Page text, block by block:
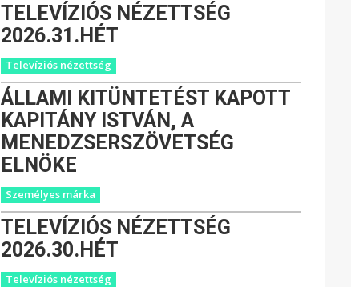
TELEVÍZIÓS NÉZETTSÉG
2026.31.HÉT
Televíziós nézettség
ÁLLAMI KITÜNTETÉST KAPOTT
KAPITÁNY ISTVÁN, A
MENEDZSERSZÖVETSÉG
ELNÖKE
Személyes márka
TELEVÍZIÓS NÉZETTSÉG
2026.30.HÉT
Televíziós nézettség